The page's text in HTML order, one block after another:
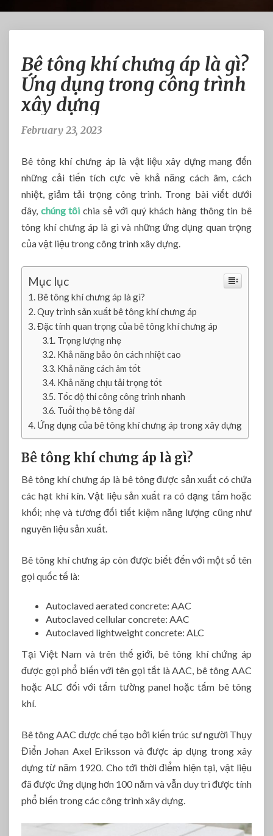
ê
ô
í
c
h
ư
n
g
p
l
ì
?
Ứ
g
d
ụ
n
t
r
n
g
c
n
r
x
â
y
d
ự
n
g
Bê tông khí chưng áp là gì?
Ứng dụng trong công trình
xây dựng
February 23, 2023
Bê tông khí chưng áp là vật liệu xây dựng mang đến
những cải tiến tích cực về khả năng cách âm, cách
nhiệt, giảm tải trọng công trình. Trong bài viết dưới
đây, chúng tôi chia sẻ với quý khách hàng thông tin bê
tông khí chưng áp là gì và những ứng dụng quan trọng
của vật liệu trong công trình xây dựng.
Mục lục
Bê tông khí chưng áp là gì?
Quy trình sản xuất bê tông khí chưng áp
Đặc tính quan trọng của bê tông khí chưng áp
Trọng lượng nhẹ
Khả năng bảo ôn cách nhiệt cao
Khả năng cách âm tốt
Khả năng chịu tải trọng tốt
Tốc độ thi công công trình nhanh
Tuổi thọ bê tông dài
Ứng dụng của bê tông khí chưng áp trong xây dựng
Bê tông khí chưng áp là gì?
Bê tông khí chưng áp là bê tông được sản xuất có chứa
các hạt khí kín. Vật liệu sản xuất ra có dạng tấm hoặc
khối; nhẹ và tương đối tiết kiệm năng lượng cũng như
nguyên liệu sản xuất.
Bê tông khí chưng áp còn được biết đến với một số tên
gọi quốc tế là:
Autoclaved aerated concrete: AAC
Autoclaved cellular concrete: AAC
Autoclaved lightweight concrete: ALC
Tại Việt Nam và trên thế giới, bê tông khí chứng áp
được gọi phổ biến với tên gọi tắt là AAC, bê tông AAC
hoặc ALC đối với tấm tường panel hoặc tấm bê tông
khí.
Bê tông AAC được chế tạo bởi kiến trúc sư người Thụy
Điển Johan Axel Eriksson và được áp dụng trong xây
dựng từ năm 1920. Cho tới thời điểm hiện tại, vật liệu
đã được ứng dụng hơn 100 năm và vẫn duy trì được tính
phổ biến trong các công trình xây dựng.